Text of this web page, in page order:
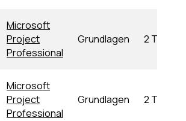
Microsoft
Project
Professional
Grundlagen 2 Tage
Microsoft
Project
Professional
Grundlagen 2 Tage